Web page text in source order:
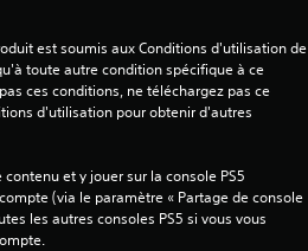
est soumis aux Conditions d'utilisation de
toute autre condition spécifique à ce
ces conditions, ne téléchargez pas ce
d'utilisation pour obtenir d'autres
et y jouer sur la console PS5
(via le paramètre « Partage de console
les autres consoles PS5 si vous vous